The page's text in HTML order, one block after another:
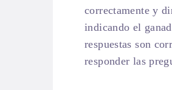
correctamente y
indicando el
respuestas son
responder las